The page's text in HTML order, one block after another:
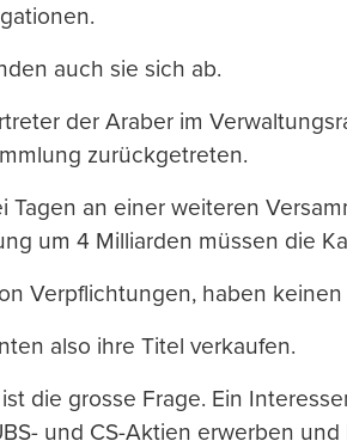
auch sie sich ab.
der Araber im
zurückgetreten.
Tagen an einer weiteren
um 4 Milliarden müssen die
Verpflichtungen, haben
also ihre Titel verkaufen.
die grosse Frage. Ein
und CS-Aktien erwerben